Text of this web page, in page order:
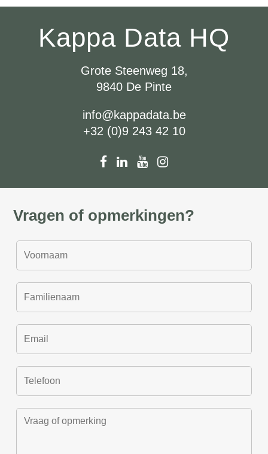
Kappa Data HQ
Grote Steenweg 18,
9840 De Pinte
info@kappadata.be
+32 (0)9 243 42 10
Vragen of opmerkingen?